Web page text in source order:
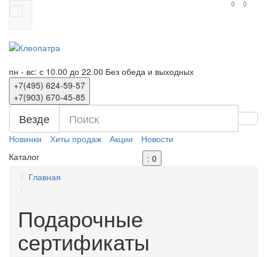
0 0
пн - вс: с 10.00 до 22.00 Без обеда и выходных
+7(495) 624-59-57
+7(903) 670-45-85
Везде
Новинки Хиты продаж Акции
Новости
Каталог
: 0
Главная
Подарочные
сертификаты